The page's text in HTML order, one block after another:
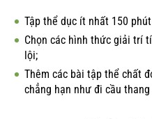
Tập thể dục ít nhất 150
Chọn các hình thức giải trí
lội;
Thêm các bài tập thể chất
chẳng hạn như đi cầu